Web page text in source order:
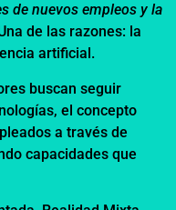
de nuevos empleos y la
de las razones: la
artificial.
buscan seguir
el concepto
a través de
capacidades que